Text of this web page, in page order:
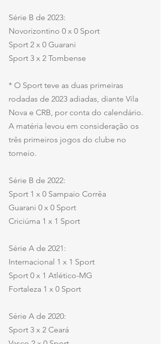
Série B de 2023:
Novorizontino 0 x 0 Sport
Sport 2 x 0 Guarani
Sport 3 x 2 Tombense
* O Sport teve as duas primeiras
rodadas de 2023 adiadas, diante Vila
Nova e CRB, por conta do calendário.
A matéria levou em consideração os
três primeiros jogos do clube no
torneio.
Série B de 2022:
Sport 1 x 0 Sampaio Corrêa
Guarani 0 x 0 Sport
Criciúma 1 x 1 Sport
Série A de 2021:
Internacional 1 x 1 Sport
Sport 0 x 1 Atlético-MG
Fortaleza 1 x 0 Sport
Série A de 2020:
Sport 3 x 2 Ceará